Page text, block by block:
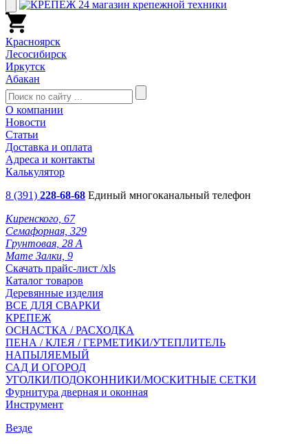
Красноярск
Лесосибирск
Иркутск
Абакан
О компании
Новости
Статьи
Доставка и оплата
Адреса и контакты
Калькулятор
8 (391) 228-68-68 Единый многоканальный телефон
Киренского, 67
Семафорная, 329
Грунтовая, 28 А
Мате Залки, 9
Скачать прайс-лист /xls
Каталог товаров
Деревянные изделия
ВСЕ ДЛЯ СВАРКИ
КРЕПЕЖ
ОСНАСТКА / РАСХОДКА
ПЕНА / КЛЕЯ / ГЕРМЕТИКИ/УТЕПЛИТЕЛЬ
НАПЫЛЯЕМЫЙ
САД И ОГОРОД
УГОЛКИ/ПОДОКОННИКИ/МОСКИТНЫЕ СЕТКИ
Фурнитура дверная и оконная
Инструмент
Везде